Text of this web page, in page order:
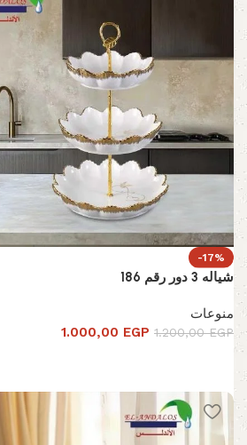
-17%
شياله 3 دور رقم 186
منوعات
1.200,00EGP
1.000,00 EGP